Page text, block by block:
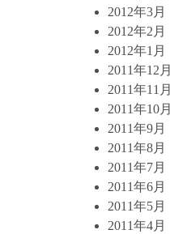
2012年3月
2012年2月
2012年1月
2011年12月
2011年11月
2011年10月
2011年9月
2011年8月
2011年7月
2011年6月
2011年5月
2011年4月